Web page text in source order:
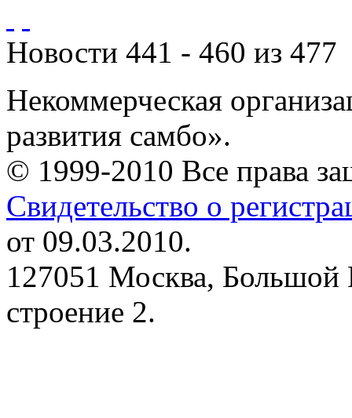
Новости 441 - 460 из 477
Некоммерческая
развития самбо».
© 1999-2010 Все права
Свидетельство о
от 09.03.2010.
127051 Москва, Большой
строение 2.